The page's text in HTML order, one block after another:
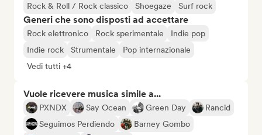
Rock & Roll / Rock classico
Shoegaze Surf rock
Generi che sono disposti ad accettare
Rock elettronico Rock sperimentale
Indie pop
Indie rock
Strumentale
Pop internazionale
Vedi tutti +4
Vuole ricevere musica simile a...
PXNDX Say Ocean Green Day
Rancid
Seguimos Perdiendo
Barney Gombo